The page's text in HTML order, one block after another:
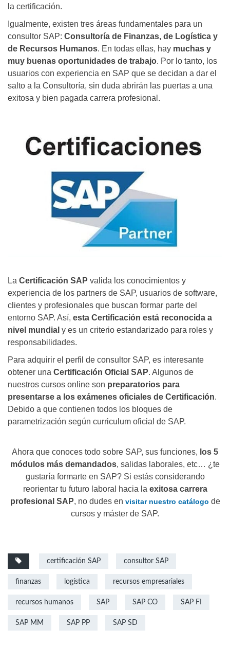
la certificación.
Igualmente, existen tres áreas fundamentales para un
consultor SAP: Consultoría de Finanzas, de Logística y
de Recursos Humanos. En todas ellas, hay muchas y
muy buenas oportunidades de trabajo. Por lo tanto, los
usuarios con experiencia en SAP que se decidan a dar el
salto a la Consultoría, sin duda abrirán las puertas a una
exitosa y bien pagada carrera profesional.
La Certificación SAP valida los conocimientos y
experiencia de los partners de SAP, usuarios de software,
clientes y profesionales que buscan formar parte del
entorno SAP. Así, esta Certificación está reconocida a
nivel mundial y es un criterio estandarizado para roles y
responsabilidades.
Para adquirir el perfil de consultor SAP, es interesante
obtener una Certificación Oficial SAP. Algunos de
nuestros cursos online son preparatorios para
presentarse a los exámenes oficiales de Certificación.
Debido a que contienen todos los bloques de
parametrización según curriculum oficial de SAP.
Ahora que conoces todo sobre SAP, sus funciones, los 5
módulos más demandados, salidas laborales, etc… ¿te
gustaría formarte en SAP? Si estás considerando
reorientar tu futuro laboral hacia la exitosa carrera
profesional SAP, no dudes en visitar nuestro catálogo de
cursos y máster de SAP.
certificación SAP consultor SAP
finanzas logística recursos empresariales
recursos humanos SAP SAP CO SAP FI
SAP MM SAP PP SAP SD